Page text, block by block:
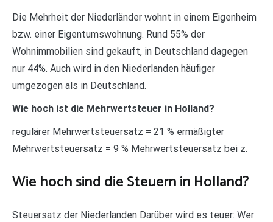
Die Mehrheit der Niederländer wohnt in einem Eigenheim
bzw. einer Eigentumswohnung. Rund 55% der
Wohnimmobilien sind gekauft, in Deutschland dagegen
nur 44%. Auch wird in den Niederlanden häufiger
umgezogen als in Deutschland.
Wie hoch ist die Mehrwertsteuer in Holland?
regulärer Mehrwertsteuersatz = 21 % ermäßigter
Mehrwertsteuersatz = 9 % Mehrwertsteuersatz bei z.
Wie hoch sind die Steuern in Holland?
Steuersatz der Niederlanden Darüber wird es teuer: Wer